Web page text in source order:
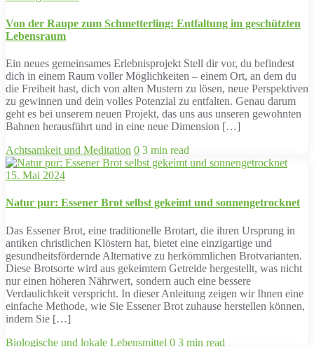
Von der Raupe zum Schmetterling: Entfaltung im geschützten
Lebensraum
Ein neues gemeinsames Erlebnisprojekt Stell dir vor, du befindest
dich in einem Raum voller Möglichkeiten – einem Ort, an dem du
die Freiheit hast, dich von alten Mustern zu lösen, neue Perspektiven
zu gewinnen und dein volles Potenzial zu entfalten. Genau darum
geht es bei unserem neuen Projekt, das uns aus unseren gewohnten
Bahnen herausführt und in eine neue Dimension […]
Achtsamkeit und Meditation 0 3 min read
15. Mai 2024
Natur pur: Essener Brot selbst gekeimt und sonnengetrocknet
Das Essener Brot, eine traditionelle Brotart, die ihren Ursprung in
antiken christlichen Klöstern hat, bietet eine einzigartige und
gesundheitsfördernde Alternative zu herkömmlichen Brotvarianten.
Diese Brotsorte wird aus gekeimtem Getreide hergestellt, was nicht
nur einen höheren Nährwert, sondern auch eine bessere
Verdaulichkeit verspricht. In dieser Anleitung zeigen wir Ihnen eine
einfache Methode, wie Sie Essener Brot zuhause herstellen können,
indem Sie […]
Biologische und lokale Lebensmittel 0 3 min read